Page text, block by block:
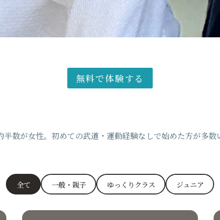
無料で体験する
半数が女性。初めての武道・運動経験なしで始めた方が多数
全て 一般・親子 ゆっくりクラス ジュニア